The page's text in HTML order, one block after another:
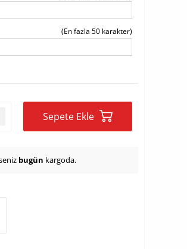
(En fazla 50 karakter)
Sepete Ekle
bugün kargoda.